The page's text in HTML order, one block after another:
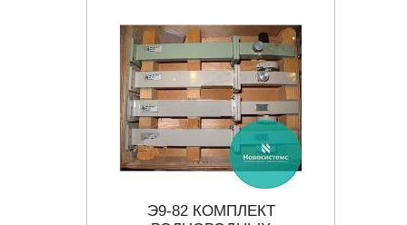
Э9-82 КОМПЛЕКТ